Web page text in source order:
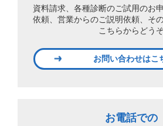
資料請求、各種診断のご試用のお申
依頼、営業からのご説明依頼、 そ
こちらからどう
お問い合わせはこ
お電話での